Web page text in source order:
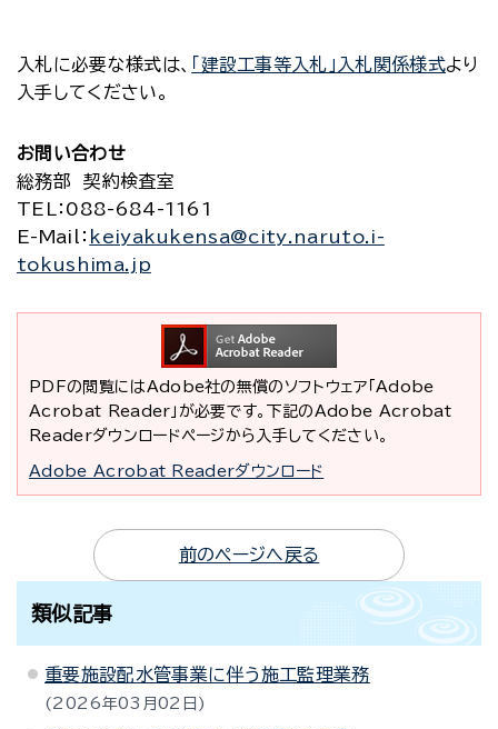
入札に必要な様式は、 「建設工事等入札」入札関係様式より
入手してください。
お問い合わせ
総務部 契約検査室
TEL
：088-684-1161
E-Mail
： keiyakukensa@city.naruto.i-
tokushima.jp
PDFの閲覧にはAdobe社の無償のソフトウェア「Adobe
Acrobat Reader」が必要です。下記のAdobe Acrobat
Readerダウンロードページから入手してください。
Adobe Acrobat Readerダウンロード
前のページへ戻る
類似記事
重要施設配水管事業に伴う施工監理業務
2026年03月02日